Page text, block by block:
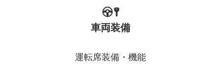
車両装備
運転席装備・機能